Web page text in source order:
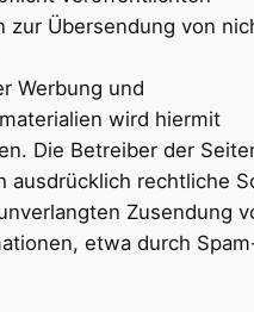
zur Übersendung von
Werbung und
wird hiermit
Die Betreiber der
ausdrücklich rechtliche
Zusendung
etwa durch